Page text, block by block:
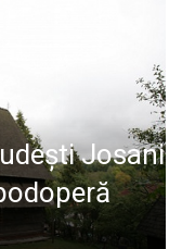
Josani